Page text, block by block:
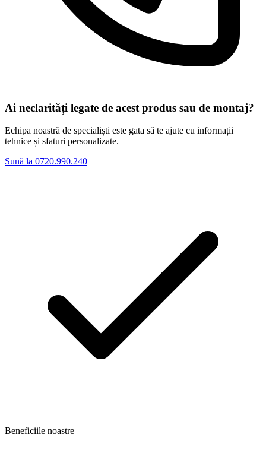
Ai neclarități legate de acest produs sau de montaj?
Echipa noastră de specialiști este gata să te ajute cu informații
tehnice și sfaturi personalizate.
Sună la 0720.990.240
Beneficiile noastre